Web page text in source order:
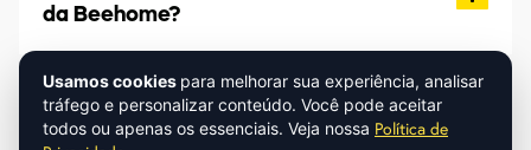
da Beehome?
Qual o tempo de contrato?
Usamos cookies para melhorar sua experiência, analisar
tráfego e personalizar conteúdo. Você pode aceitar
todos ou apenas os essenciais. Veja nossa Política de